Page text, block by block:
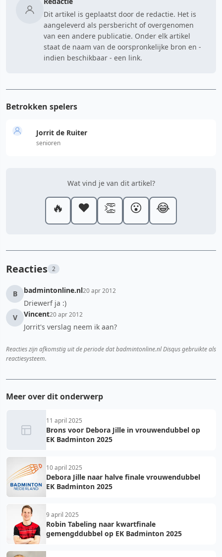
Dit artikel is geplaatst door de redactie. Het is
aangeleverd als persbericht of overgenomen
van een andere publicatie. Onder elk artikel
staat de naam van de oorspronkelijke bron en -
indien beschikbaar - een link.
Betrokken spelers
Jorrit de Ruiter
senioren
Wat vind je van dit artikel?
🔥 ❤️ 👏 😮 😂
Reacties 2
B badmintonline.nl20 apr 2012
Driewerf ja :)
V
Vincent20 apr 2012
Jorrit's verslag neem ik aan?
Reacties zijn afkomstig uit de periode dat badmintonline.nl Disqus gebruikte als
reactiesysteem.
Meer over dit onderwerp
11 april 2025
Brons voor Debora Jille in vrouwendubbel op
EK Badminton 2025
10 april 2025
Debora Jille naar halve finale vrouwendubbel
EK Badminton 2025
9 april 2025
Robin Tabeling naar kwartfinale
gemengddubbel op EK Badminton 2025